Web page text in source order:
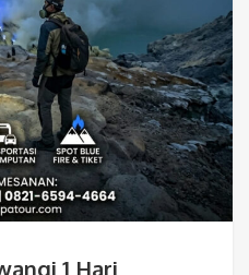
1 Hari